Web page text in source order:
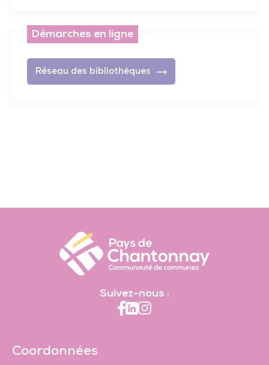
Démarches en ligne
Réseau des bibliothèques
Suivez-nous :
Coordonnées